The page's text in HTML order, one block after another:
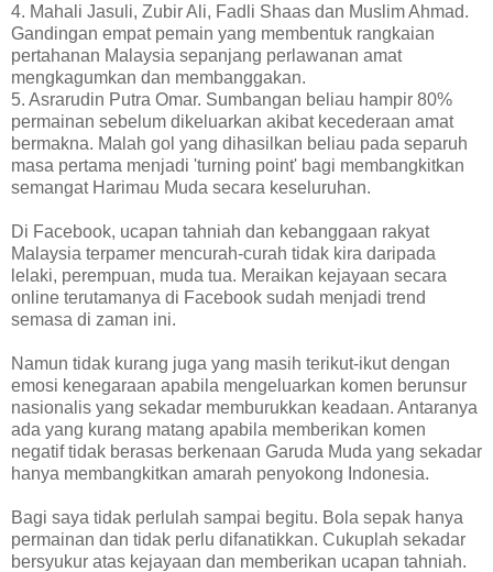
4. Mahali Jasuli, Zubir Ali, Fadli Shaas dan Muslim Ahmad.
Gandingan empat pemain yang membentuk rangkaian
pertahanan Malaysia sepanjang perlawanan amat
mengkagumkan dan membanggakan.
5. Asrarudin Putra Omar. Sumbangan beliau hampir 80%
permainan sebelum dikeluarkan akibat kecederaan amat
bermakna. Malah gol yang dihasilkan beliau pada separuh
masa pertama menjadi 'turning point' bagi membangkitkan
semangat Harimau Muda secara keseluruhan.
Di Facebook, ucapan tahniah dan kebanggaan rakyat
Malaysia terpamer mencurah-curah tidak kira daripada
lelaki, perempuan, muda tua. Meraikan kejayaan secara
online terutamanya di Facebook sudah menjadi trend
semasa di zaman ini.
Namun tidak kurang juga yang masih terikut-ikut dengan
emosi kenegaraan apabila mengeluarkan komen berunsur
nasionalis yang sekadar memburukkan keadaan. Antaranya
ada yang kurang matang apabila memberikan komen
negatif tidak berasas berkenaan Garuda Muda yang sekadar
hanya membangkitkan amarah penyokong Indonesia.
Bagi saya tidak perlulah sampai begitu. Bola sepak hanya
permainan dan tidak perlu difanatikkan. Cukuplah sekadar
bersyukur atas kejayaan dan memberikan ucapan tahniah.